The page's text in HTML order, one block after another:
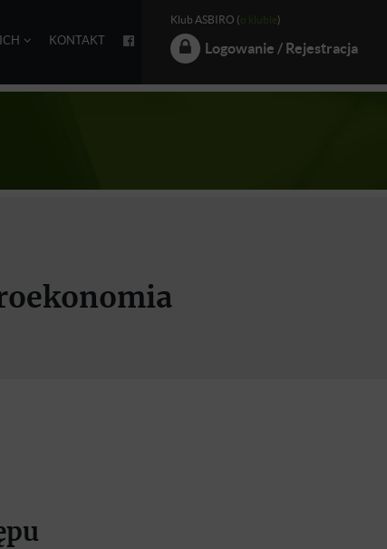
KONTAKT
Klub ASBIRO ( o klubie)
Logowanie / Rejestracja